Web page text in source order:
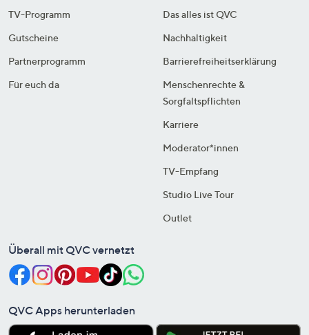
TV-Programm
Gutscheine
Partnerprogramm
Für euch da
Das alles ist QVC
Nachhaltigkeit
Barrierefreiheitserklärung
Menschenrechte &
Sorgfaltspflichten
Karriere
Moderator*innen
TV-Empfang
Studio Live Tour
Outlet
Überall mit QVC vernetzt
QVC Apps herunterladen